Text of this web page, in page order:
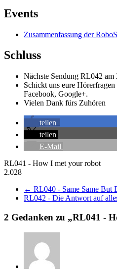
Events
Zusammenfassung der
Schluss
Nächste Sendung RL042 am
Schickt uns eure
Facebook, Google+.
Vielen Dank fürs Zuhören
teilen
teilen
E-Mail
RL041 - How I met your robot
2.028
← RL040 - Same Same But
RL042 - Die Antwort auf
2 Gedanken zu „RL041 -